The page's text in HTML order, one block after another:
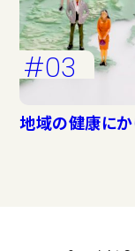
#03
地域の健康に